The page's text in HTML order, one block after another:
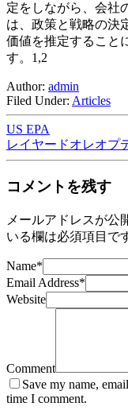
定をしながら、会社
は、政策と戦略の決
価値を推定すること
す。1,2
Author: admin
Filed Under: Articles
US EPA
レイヤードオレオプ
コメントを残す
メールアドレスが公
いる欄は必須項目で
Name*
Email Address*
Website
Comment
Save my name,
time I comment.